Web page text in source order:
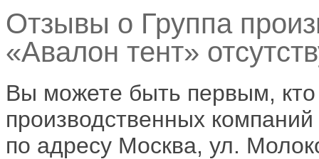
Отзывы о Группа
«Авалон тент»
Вы можете быть первым,
производственных
по адресу Москва, ул.